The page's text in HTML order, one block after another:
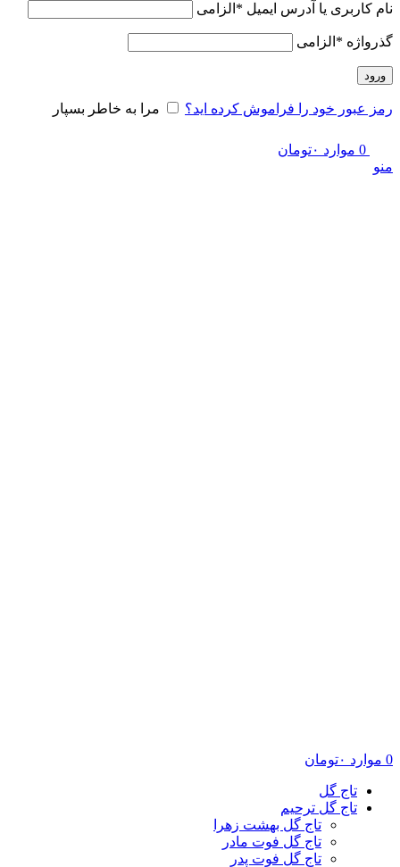
نام کاربری یا آدرس ایمیل * الزامی
گذرواژه * الزامی
ورود
رمز عبور خود را فراموش کرده اید؟ مرا به خاطر بسپار
0 موارد ۰تومان
منو
0 موارد ۰تومان
تاج گل
تاج گل ترحیم
تاج گل بهشت زهرا
تاج گل فوت مادر
تاج گل فوت پدر